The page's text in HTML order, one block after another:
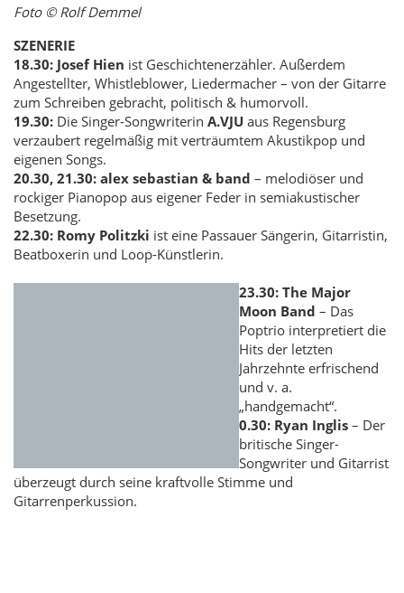
Foto © Rolf Demmel
SZENERIE
18.30: Josef Hien ist Geschichtenerzähler. Außerdem
Angestellter, Whistleblower, Liedermacher – von der Gitarre
zum Schreiben gebracht, politisch & humorvoll.
19.30: Die Singer-Songwriterin A.VJU aus Regensburg
verzaubert regelmäßig mit verträumtem Akustikpop und
eigenen Songs.
20.30, 21.30: alex sebastian & band – melodiöser und
rockiger Pianopop aus eigener Feder in semiakustischer
Besetzung.
22.30: Romy Politzki ist eine Passauer Sängerin, Gitarristin,
Beatboxerin und Loop-Künstlerin.
23.30: The Major
Moon Band – Das
Poptrio interpretiert die
Hits der letzten
Jahrzehnte erfrischend
und v. a.
„handgemacht“.
0.30: Ryan Inglis – Der
britische Singer-
Songwriter und Gitarrist
überzeugt durch seine kraftvolle Stimme und
Gitarrenperkussion.